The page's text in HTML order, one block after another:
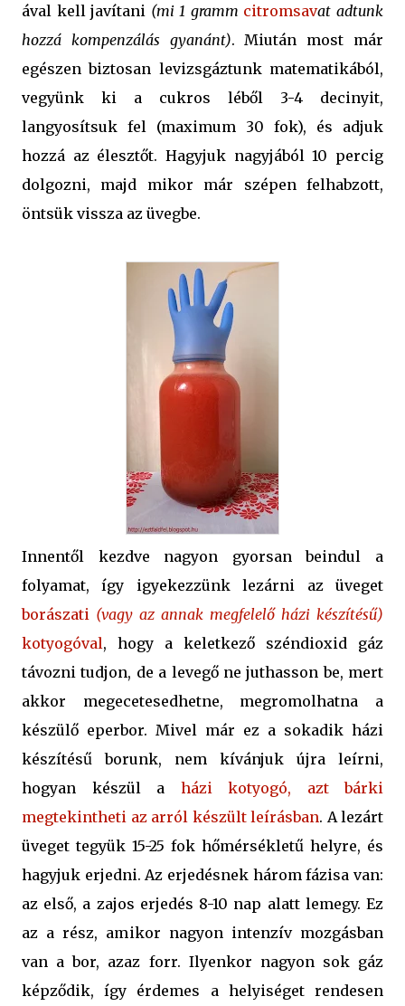
ával kell javítani (mi 1 gramm citromsavat adtunk
hozzá kompenzálás gyanánt). Miután most már
egészen biztosan levizsgáztunk matematikából,
vegyünk ki a cukros léből 3-4 decinyit,
langyosítsuk fel (maximum 30 fok), és adjuk
hozzá az élesztőt. Hagyjuk nagyjából 10 percig
dolgozni, majd mikor már szépen felhabzott,
öntsük vissza az üvegbe.
Innentől kezdve nagyon gyorsan beindul a
folyamat, így igyekezzünk lezárni az üveget
borászati (vagy az annak megfelelő házi készítésű)
kotyogóval, hogy a keletkező széndioxid gáz
távozni tudjon, de a levegő ne juthasson be, mert
akkor megecetesedhetne, megromolhatna a
készülő eperbor. Mivel már ez a sokadik házi
készítésű borunk, nem kívánjuk újra leírni,
hogyan készül a házi kotyogó, azt bárki
megtekintheti az arról készült leírásban. A lezárt
üveget tegyük 15-25 fok hőmérsékletű helyre, és
hagyjuk erjedni. Az erjedésnek három fázisa van:
az első, a zajos erjedés 8-10 nap alatt lemegy. Ez
az a rész, amikor nagyon intenzív mozgásban
van a bor, azaz forr. Ilyenkor nagyon sok gáz
képződik, így érdemes a helyiséget rendesen